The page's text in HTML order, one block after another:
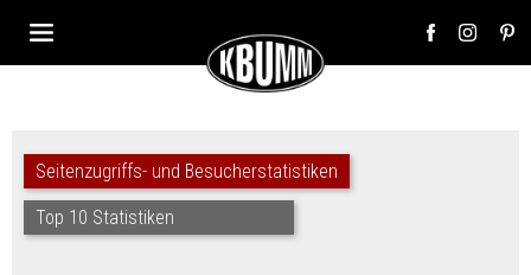
Seitenzugriffs- und Besucherstatistiken
Top 10 Statistiken